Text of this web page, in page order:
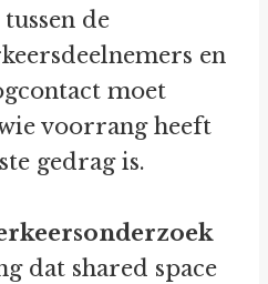
de
en
moet
voorrang heeft
gedrag is.
dat shared space